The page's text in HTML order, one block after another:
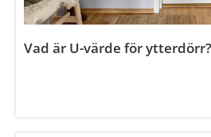
Vad är U-värde för ytterdörr?